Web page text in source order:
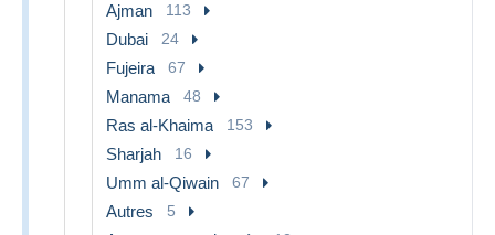
Ajman 113
Dubai 24
Fujeira 67
Manama 48
Ras al-Khaima 153
Sharjah 16
Umm al-Qiwain 67
Autres 5